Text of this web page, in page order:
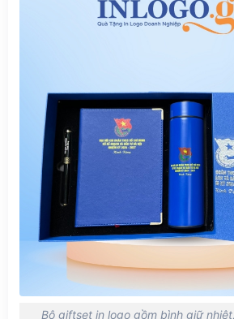
Bộ giftset in logo gồm bình giữ